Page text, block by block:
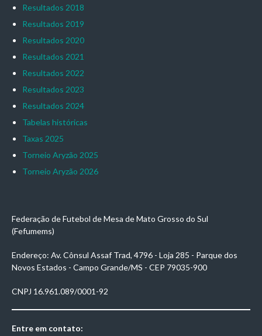
Resultados 2018
Resultados 2019
Resultados 2020
Resultados 2021
Resultados 2022
Resultados 2023
Resultados 2024
Tabelas históricas
Taxas 2025
Torneio Aryzão 2025
Torneio Aryzão 2026
Federação de Futebol de Mesa de Mato Grosso do Sul
(Fefumems)
Endereço: Av. Cônsul Assaf Trad, 4796 - Loja 285 - Parque dos
Novos Estados - Campo Grande/MS - CEP 79035-900
CNPJ 16.961.089/0001-92
Entre em contato: